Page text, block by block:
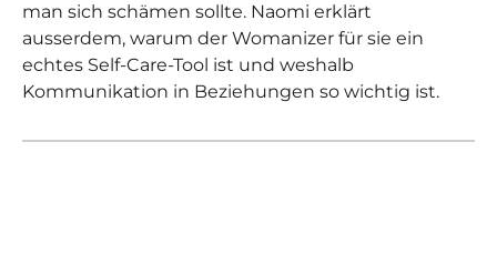
man sich schämen sollte. Naomi erklärt
ausserdem, warum der Womanizer für sie ein
echtes Self-Care-Tool ist und weshalb
Kommunikation in Beziehungen so wichtig ist.